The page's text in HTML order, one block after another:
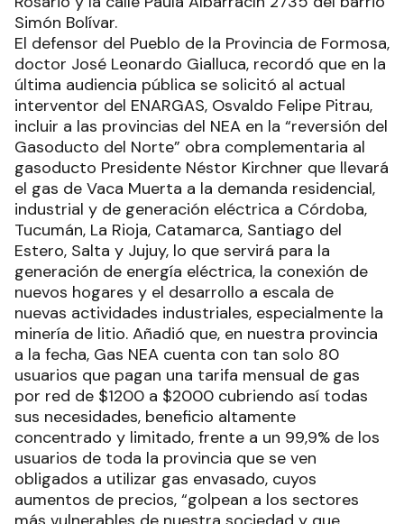
Simón Bolívar.
El defensor del Pueblo de la Provincia de Formosa,
doctor José Leonardo Gialluca, recordó que en la
última audiencia pública se solicitó al actual
interventor del ENARGAS, Osvaldo Felipe Pitrau,
incluir a las provincias del NEA en la “reversión del
Gasoducto del Norte” obra complementaria al
gasoducto Presidente Néstor Kirchner que llevará
el gas de Vaca Muerta a la demanda residencial,
industrial y de generación eléctrica a Córdoba,
Tucumán, La Rioja, Catamarca, Santiago del
Estero, Salta y Jujuy, lo que servirá para la
generación de energía eléctrica, la conexión de
nuevos hogares y el desarrollo a escala de
nuevas actividades industriales, especialmente la
minería de litio. Añadió que, en nuestra provincia
a la fecha, Gas NEA cuenta con tan solo 80
usuarios que pagan una tarifa mensual de gas
por red de $1200 a $2000 cubriendo así todas
sus necesidades, beneficio altamente
concentrado y limitado, frente a un 99,9% de los
usuarios de toda la provincia que se ven
obligados a utilizar gas envasado, cuyos
aumentos de precios, “golpean a los sectores